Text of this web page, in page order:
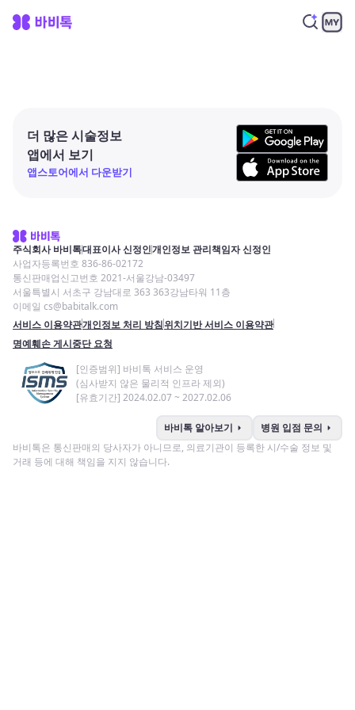
더 많은 시술정보
앱에서 보기
앱스토어에서 다운받기
주식회사 바비톡대표이사 신정인개인정보 관리책임자 신정인
사업자등록번호 836-86-02172
통신판매업신고번호 2021-서울강남-03497
서울특별시 서초구 강남대로 363 363강남타워 11층
이메일 cs@babitalk.com
서비스 이용약관개인정보 처리 방침위치기반 서비스 이용약관
명예훼손 게시중단 요청
[인증범위] 바비톡 서비스 운영
(심사받지 않은 물리적 인프라 제외)
[유효기간] 2024.02.07 ~ 2027.02.06
바비톡 알아보기 arrow_right 병원 입점 문의 arrow_right
바비톡은 통신판매의 당사자가 아니므로, 의료기관이 등록한 시/수술 정보 및
거래 등에 대해 책임을 지지 않습니다.